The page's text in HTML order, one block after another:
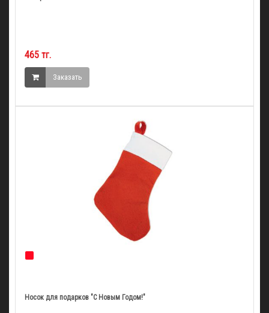
465 тг.
Заказать
Носок для подарков "С Новым Годом!"